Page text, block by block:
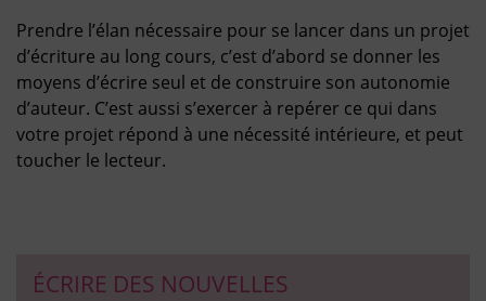
Prendre l’élan nécessaire pour se lancer dans un projet
d’écriture au long cours, c’est d’abord se donner les
moyens d’écrire seul et de construire son autonomie
d’auteur. C’est aussi s’exercer à repérer ce qui dans
votre projet répond à une nécessité intérieure, et peut
toucher le lecteur.
ÉCRIRE DES NOUVELLES